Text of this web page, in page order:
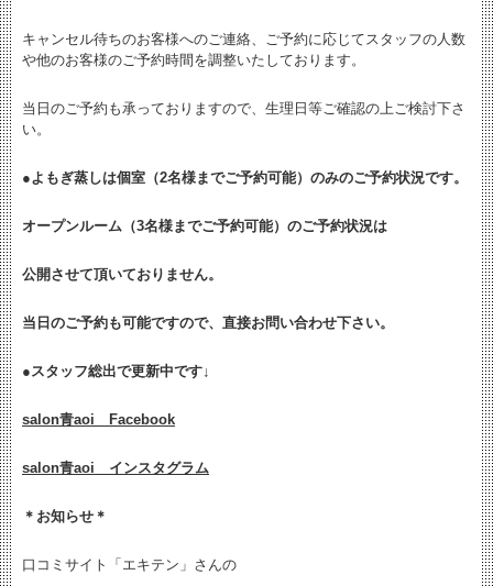
キャンセル待ちのお客様へのご連絡、ご予約に応じてスタッフの人数
や他のお客様のご予約時間を調整いたしております。
当日のご予約も承っておりますので、生理日等ご確認の上ご検討下さ
い。
●よもぎ蒸しは個室（2名様までご予約可能）のみのご予約状況です。
オープンルーム（3名様までご予約可能）のご予約状況は
公開させて頂いておりません。
当日のご予約も可能ですので、直接お問い合わせ下さい。
●スタッフ総出で更新中です↓
salon青aoi Facebook
salon青aoi インスタグラム
＊お知らせ＊
口コミサイト「エキテン」さんの